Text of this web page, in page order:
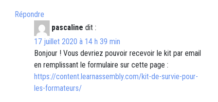
Répondre
pascaline dit :
17 juillet 2020 à 14 h 39 min
Bonjour ! Vous devriez pouvoir recevoir le kit par email
en remplissant le formulaire sur cette page :
https://content.learnassembly.com/kit-de-survie-pour-
les-formateurs/